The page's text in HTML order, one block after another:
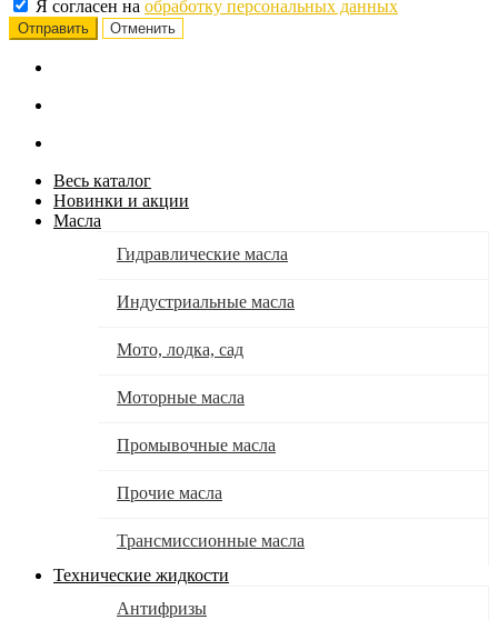
Я согласен на обработку персональных данных
Отменить
Весь каталог
Новинки и акции
Масла
Гидравлические масла
Индустриальные масла
Мото, лодка, сад
Моторные масла
Промывочные масла
Прочие масла
Трансмиссионные масла
Технические жидкости
Антифризы